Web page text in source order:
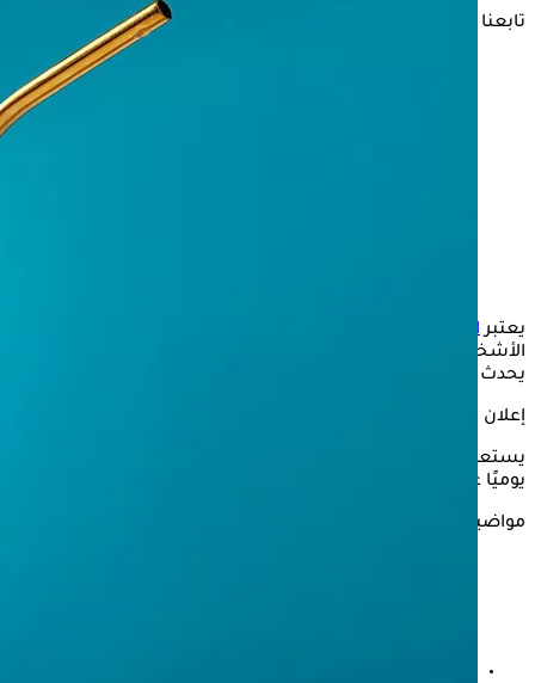
تابعنا على
يعتبرالشاي المثلج
الأشخاص في فصل الصيف، لأنه يجعلهم أكثر انتعاشًا، ولكن ماذا
يحدث عند تناوله يوميًا؟
إعلان
يستعرض "الكونسلتو" في التقرير التالي، تأثير شرب
يوميًا على الجسم، وفقًا لموقع "Very wellhealth".
مواضيع ذات صلة